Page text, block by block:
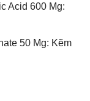
Acid 600 Mg:
50 Mg: Kẽm